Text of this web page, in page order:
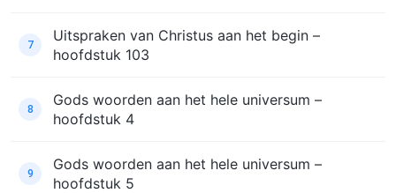
7
Uitspraken van Christus aan het begin –
hoofdstuk 103
8
Gods woorden aan het hele universum –
hoofdstuk 4
9
Gods woorden aan het hele universum –
hoofdstuk 5